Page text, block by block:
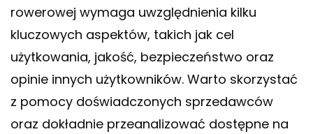
rowerowej wymaga uwzględnienia kilku
kluczowych aspektów, takich jak cel
użytkowania, jakość, bezpieczeństwo oraz
opinie innych użytkowników. Warto skorzystać
z pomocy doświadczonych sprzedawców
oraz dokładnie przeanalizować dostępne na